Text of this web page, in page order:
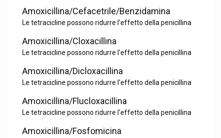
Amoxicillina/Cefacetrile/Benzidamina
Le tetracicline possono ridurre l'effetto della penicillina
Amoxicillina/Cloxacillina
Le tetracicline possono ridurre l'effetto della penicillina
Amoxicillina/Dicloxacillina
Le tetracicline possono ridurre l'effetto della penicillina
Amoxicillina/Flucloxacillina
Le tetracicline possono ridurre l'effetto della penicillina
Amoxicillina/Fosfomicina